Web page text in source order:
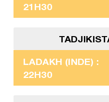
21H30
LADAKH (INDE) :
22H30